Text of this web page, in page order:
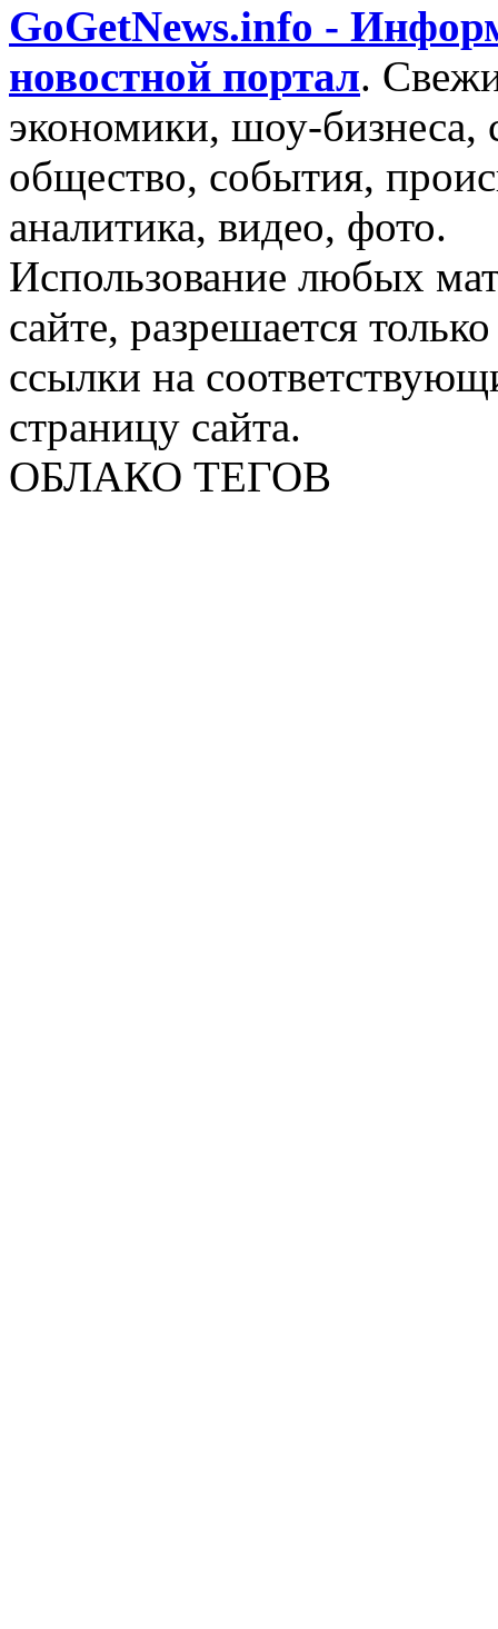
GoGetNews.info -
новостной портал.
экономики, шоу-бизнеса,
общество, события,
аналитика, видео, фото.
Использование любых
сайте, разрешается
ссылки на
страницу сайта.
ОБЛАКО ТЕГОВ